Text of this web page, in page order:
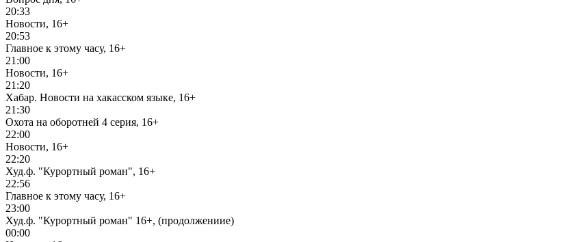
20:33
Новости, 16+
20:53
Главное к этому часу, 16+
21:00
Новости, 16+
21:20
Хабар. Новости на хакасском языке, 16+
21:30
Охота на оборотней 4 серия, 16+
22:00
Новости, 16+
22:20
Худ.ф. "Курортный роман", 16+
22:56
Главное к этому часу, 16+
23:00
Худ.ф. "Курортный роман" 16+, (продолжениие)
00:00